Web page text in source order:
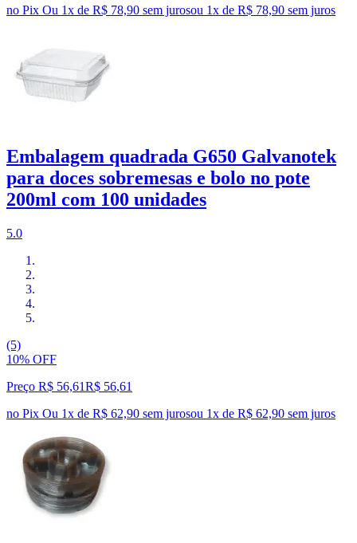
no Pix Ou 1x de R$ 78,90 sem jurosou 1x de R$ 78,90 sem juros
Embalagem quadrada G650 Galvanotek
para doces sobremesas e bolo no pote
200ml com 100 unidades
5.0
(5)
10% OFF
Preço R$ 56,61R$ 56,61
no Pix Ou 1x de R$ 62,90 sem jurosou 1x de R$ 62,90 sem juros